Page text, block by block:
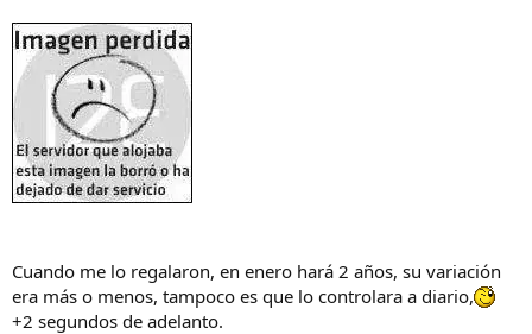
Cuando me lo regalaron, en enero hará 2 años, su variación
era más o menos, tampoco es que lo controlara a diario,
+2 segundos de adelanto.